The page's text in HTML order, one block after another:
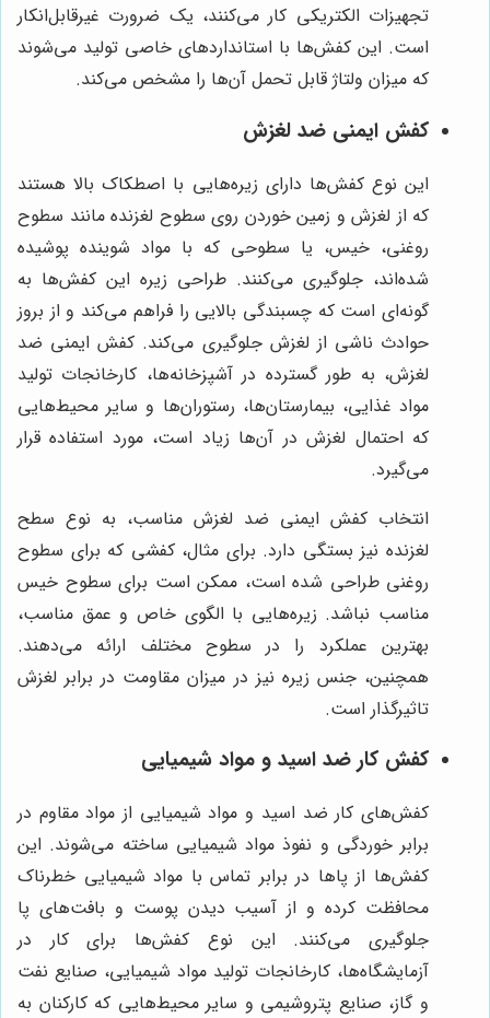
تجهیزات الکتریکی کار می‌کنند، یک ضرورت غیرقابل‌انکار
است. این کفش‌ها با استانداردهای خاصی تولید می‌شوند
که میزان ولتاژ قابل تحمل آن‌ها را مشخص می‌کند.
کفش ایمنی ضد لغزش
این نوع کفش‌ها دارای زیره‌هایی با اصطکاک بالا هستند
که از لغزش و زمین خوردن روی سطوح لغزنده مانند سطوح
روغنی، خیس، یا سطوحی که با مواد شوینده پوشیده
شده‌اند، جلوگیری می‌کنند. طراحی زیره این کفش‌ها به
گونه‌ای است که چسبندگی بالایی را فراهم می‌کند و از بروز
حوادث ناشی از لغزش جلوگیری می‌کند. کفش ایمنی ضد
لغزش، به طور گسترده در آشپزخانه‌ها، کارخانجات تولید
مواد غذایی، بیمارستان‌ها، رستوران‌ها و سایر محیط‌هایی
که احتمال لغزش در آن‌ها زیاد است، مورد استفاده قرار
می‌گیرد.
انتخاب کفش ایمنی ضد لغزش مناسب، به نوع سطح
لغزنده نیز بستگی دارد. برای مثال، کفشی که برای سطوح
روغنی طراحی شده است، ممکن است برای سطوح خیس
مناسب نباشد. زیره‌هایی با الگوی خاص و عمق مناسب،
بهترین عملکرد را در سطوح مختلف ارائه می‌دهند.
همچنین، جنس زیره نیز در میزان مقاومت در برابر لغزش
تاثیرگذار است.
کفش کار ضد اسید و مواد شیمیایی
کفش‌های کار ضد اسید و مواد شیمیایی از مواد مقاوم در
برابر خوردگی و نفوذ مواد شیمیایی ساخته می‌شوند. این
کفش‌ها از پاها در برابر تماس با مواد شیمیایی خطرناک
محافظت کرده و از آسیب دیدن پوست و بافت‌های پا
جلوگیری می‌کنند. این نوع کفش‌ها برای کار در
آزمایشگاه‌ها، کارخانجات تولید مواد شیمیایی، صنایع نفت
و گاز، صنایع پتروشیمی و سایر محیط‌هایی که کارکنان به